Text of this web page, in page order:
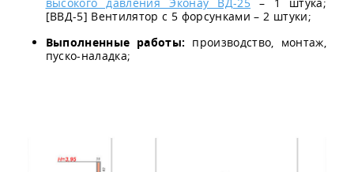
[ВВД-5] Вентилятор с 5 форсунками – 2 штуки;
Выполненные работы: производство, монтаж,
пуско-наладка;